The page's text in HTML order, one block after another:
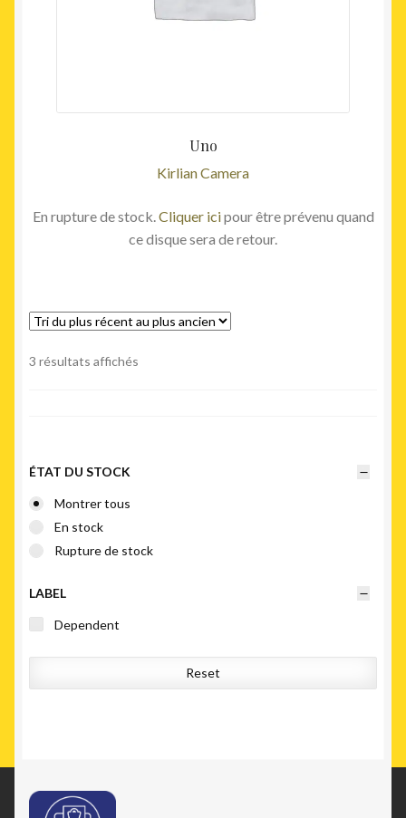
Uno
Kirlian Camera
En rupture de stock.Cliquer icipour être prévenu quand
ce disque sera de retour.
3 résultats affichés
ÉTAT DU STOCK
Montrer tous
En stock
Rupture de stock
LABEL
Dependent
Reset